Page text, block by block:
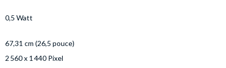
0,5 Watt
67,31 cm (26,5 pouce)
2 560 x 1 440 Pixel